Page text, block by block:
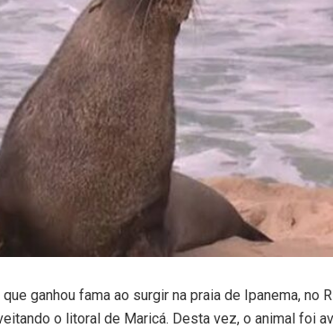
ganhou fama ao surgir na praia de Ipanema, no
o litoral de Maricá. Desta vez, o animal foi